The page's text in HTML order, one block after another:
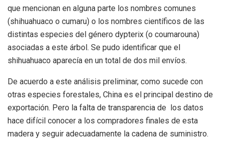
que mencionan en alguna parte los nombres comunes
(shihuahuaco o cumaru) o los nombres científicos de las
distintas especies del género dypterix (o coumarouna)
asociadas a este árbol. Se pudo identificar que el
shihuahuaco aparecía en un total de dos mil envíos.
De acuerdo a este análisis preliminar, como sucede con
otras especies forestales, China es el principal destino de
exportación. Pero la falta de transparencia de los datos
hace difícil conocer a los compradores finales de esta
madera y seguir adecuadamente la cadena de suministro.